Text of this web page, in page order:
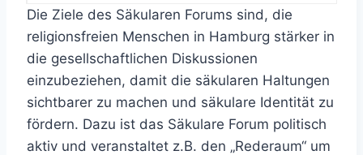
Die Ziele des Säkularen Forums sind, die
religionsfreien Menschen in Hamburg stärker in
die gesellschaftlichen Diskussionen
einzubeziehen, damit die säkularen Haltungen
sichtbarer zu machen und säkulare Identität zu
fördern. Dazu ist das Säkulare Forum politisch
aktiv und veranstaltet z.B. den „Rederaum“ um